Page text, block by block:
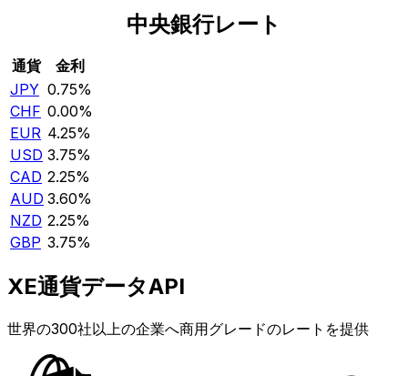
中央銀行レート
通貨
金利
JPY 0.75%
CHF 0.00%
EUR 4.25%
USD 3.75%
CAD 2.25%
AUD 3.60%
NZD 2.25%
GBP 3.75%
XE通貨データAPI
世界の300社以上の企業へ商用グレードのレートを提供